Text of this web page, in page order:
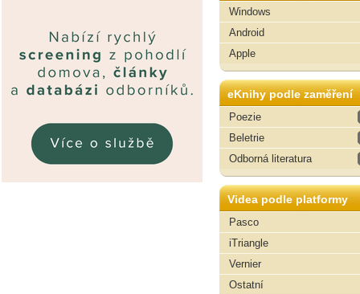
Windows
Android
Apple
eKnihy podle zaměření
Poezie
Beletrie
Odborná literatura
Videa podle platformy
Pasco
iTriangle
Vernier
Ostatní